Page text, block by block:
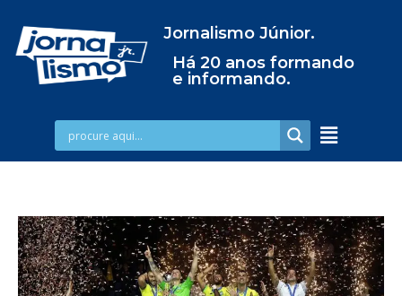
Jornalismo Júnior.
Há 20 anos formando
e informando.